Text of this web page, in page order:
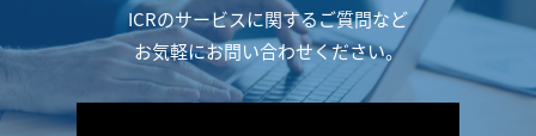
ICRのサービスに関するご質問など
お気軽にお問い合わせください。